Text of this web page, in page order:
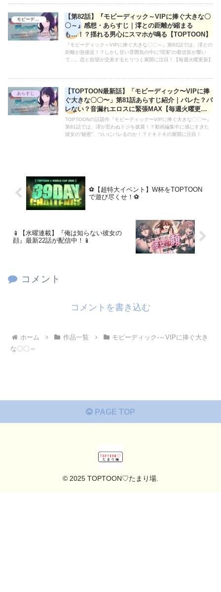
モビーディック-～VIPに捧ぐ大きな〇〇～
【第82話】『モビーディック～VIPに捧ぐ大きな〇
〇～』感想・あらすじ｜澪との距離が縮まる
も…！？揺れる男心にスマホが鳴る【TOPTOON】
『モビーディック～VIPに捧ぐ大きな〇〇～』第82話では、澪との
距離が急接近！？しかし甘い雰囲気の中に“現実”の着信音が響い
て…。恋と欲望が交差するヒリつく展開に注目！【毎週火曜更新】
あらすじ
【TOPTOON最新話】「モビーディック〜VIPに捧
ぐ大きな〇〇〜」第81話あらすじ紹介｜バレた？バ
レない？音漏れエロスに緊張MAX【毎週火曜更
新】
TOPTOONの話題作『モビーディック〜VIPに捧ぐ大きな〇〇〜』
第81話では、澪が思わぬドジを披露！？動画編集中に感じすぎた
彼女の“秘密”、ついにバレるのか！？ドキドキの展開に注目！
⚽【超特大イベント】W杯をTOPTOON
で遊び尽くせ！⚽
📱【水曜連載】『俺は知らない彼女の
顔』最新22話が配信中！📱
コメント
コメントを書き込む
ホーム 作品一覧
モビーディック-～VIPに捧ぐ大き
な〇〇～
PAGE TOP
© 2025 TOPTOON♡たまり場.